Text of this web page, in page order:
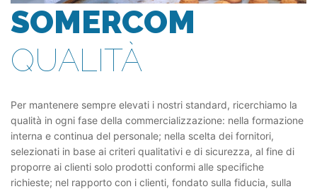
SOMERCOM
QUALITÀ
Per mantenere sempre elevati i nostri standard, ricerchiamo la
qualità in ogni fase della commercializzazione: nella formazione
interna e continua del personale; nella scelta dei fornitori,
selezionati in base ai criteri qualitativi e di sicurezza, al fine di
proporre ai clienti solo prodotti conformi alle specifiche
richieste; nel rapporto con i clienti, fondato sulla fiducia, sulla